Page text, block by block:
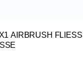
AIRBRUSH